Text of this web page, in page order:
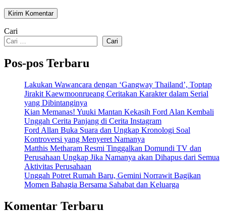
Cari
Cari
Pos-pos Terbaru
Lakukan Wawancara dengan ‘Gangway Thailand’, Toptap
Jirakit Kaewmoonrueang Ceritakan Karakter dalam Serial
yang Dibintanginya
Kian Memanas! Yuuki Mantan Kekasih Ford Alan Kembali
Unggah Cerita Panjang di Cerita Instagram
Ford Allan Buka Suara dan Ungkap Kronologi Soal
Kontroversi yang Menyeret Namanya
Matthis Metharam Resmi Tinggalkan Domundi TV dan
Perusahaan Ungkap Jika Namanya akan Dihapus dari Semua
Aktivitas Perusahaan
Unggah Potret Rumah Baru, Gemini Norrawit Bagikan
Momen Bahagia Bersama Sahabat dan Keluarga
Komentar Terbaru